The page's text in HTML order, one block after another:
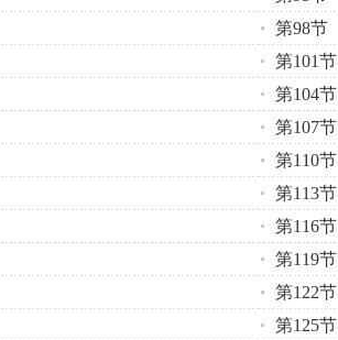
第98节
第101节
第104节
第107节
第110节
第113节
第116节
第119节
第122节
第125节